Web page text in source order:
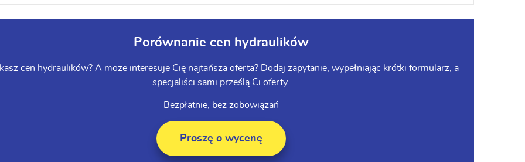
Porównanie cen hydraulików
cen hydraulików? A może interesuje Cię najtańsza oferta? Dodaj zapytanie, wypełniając krótki formularz, a
specjaliści sami prześlą Ci oferty.
Bezpłatnie, bez zobowiązań
Proszę o wycenę